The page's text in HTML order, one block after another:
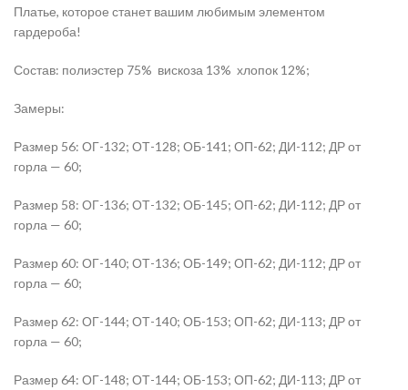
Платье, которое станет вашим любимым элементом
гардероба!
Состав: полиэстер 75% вискоза 13% хлопок 12%;
Замеры:
Размер 56: ОГ-132; ОТ-128; ОБ-141; ОП-62; ДИ-112; ДР от
горла — 60;
Размер 58: ОГ-136; ОТ-132; ОБ-145; ОП-62; ДИ-112; ДР от
горла — 60;
Размер 60: ОГ-140; ОТ-136; ОБ-149; ОП-62; ДИ-112; ДР от
горла — 60;
Размер 62: ОГ-144; ОТ-140; ОБ-153; ОП-62; ДИ-113; ДР от
горла — 60;
Размер 64: ОГ-148; ОТ-144; ОБ-153; ОП-62; ДИ-113; ДР от